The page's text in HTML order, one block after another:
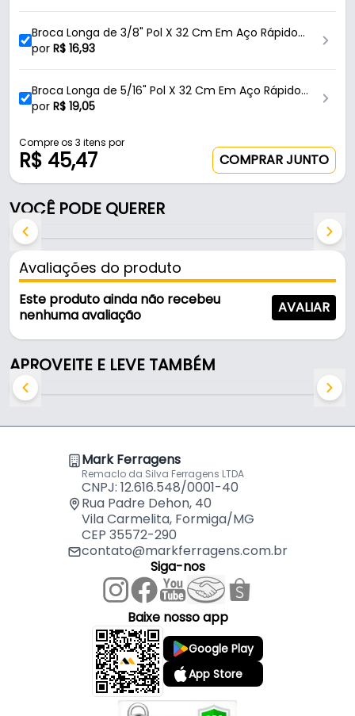
desempenho estável mesmo sob condições
severas de uso contínuo. Com a haste cilíndrica
comprimento, ela oferece compatibilidade e
versatilidade para múltiplas aplicações.
Conteúdo da Embalagem:
- 01 Broca Mourão de 1/4" Pol X 25 Cm - Ctpohr.
A broca longa CTC-036014250 transforma a sua
experiência em marcenaria, trazendo resultados
profissionais e um acabamento impecável, que
ressalta o cuidado em cada detalhe.
Características:
- Material: Aço Rápido
- Formato da haste de encaixe: Cilíndrica
- Aplicação: Mourão
- Diâmetro da broca: 1/4" de Polegada
- Comprimento do perímetro de corte: 90 Mm - (9
- Comprimento da haste: 160 Mm - (16,0 Cm)
- Conteúdo de embalagem: 01 Broca
Broca Longa de 3/8" Pol X 32 Cm Em Aço Rápido
Com Haste Cilíndrica Para Mourão Ctc-036038320
por R$ 16,93
Broca Longa de 5/16" Pol X 32 Cm Em Aço Rápido
Com Haste Cilíndrica Para Mourão Ctc-
por R$ 19,05
Compre os 3 itens por
R$ 45,47 COMPRAR JUNTO
VOCÊ PODE QUERER
Avaliações do produto
Este produto ainda não recebeu
nenhuma avaliação
AVALIAR
APROVEITE E LEVE TAMBÉM
Mark Ferragens
Remaclo da Silva Ferragens LTDA
CNPJ: 12.616.548/0001-40
Rua Padre Dehon, 40
Vila Carmelita, Formiga/MG
CEP 35572-290
contato@markferragens.com.br
Siga-nos
Baixe nosso app
Google Play
App Store